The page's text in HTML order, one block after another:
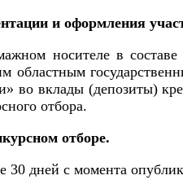
и оформления
носителе в
областным
во вклады (депозиты)
отбора.
отборе.
30 дней с момента